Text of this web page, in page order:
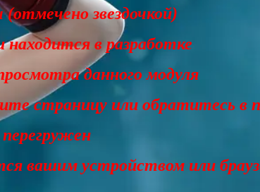
звездочкой)
в разработке
данного модуля
страницу или обратитесь в
вашим устройством или